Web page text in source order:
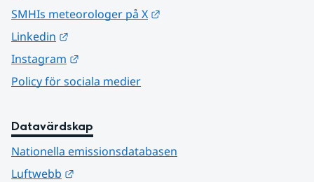
SMHIs meteorologer på X
Linkedin
Instagram
Policy för sociala medier
Datavärdskap
Nationella emissionsdatabasen
Luftwebb